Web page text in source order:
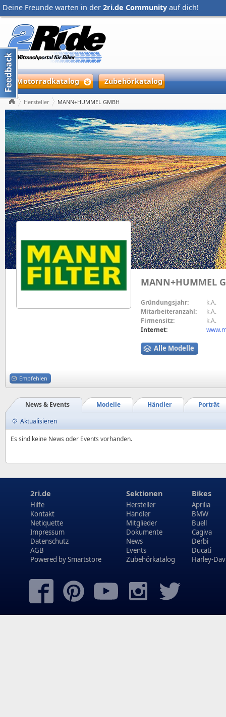
Deine Freunde warten in der 2ri.de Community auf dich!
Motorradkatalog Zubehörkatalog
Hersteller MANN+HUMMEL GMBH
MANN+HUMMEL
Gründungsjahr:
k.A.
Mitarbeiteranzahl:
k.A.
Firmensitz:
k.A.
Internet:
Alle Modelle
Empfehlen
Porträt
Händler
Modelle
News & Events
Aktualisieren
Es sind keine News oder Events vorhanden.
2ri.de
Hilfe
Kontakt
Netiquette
Impressum
Datenschutz
AGB
Powered bySmartstore
Sektionen
Hersteller
Händler
Mitglieder
Dokumente
News
Events
Zubehörkatalog
Bikes
Aprilia
BMW
Buell
Cagiva
Derbi
Ducati
Harley-